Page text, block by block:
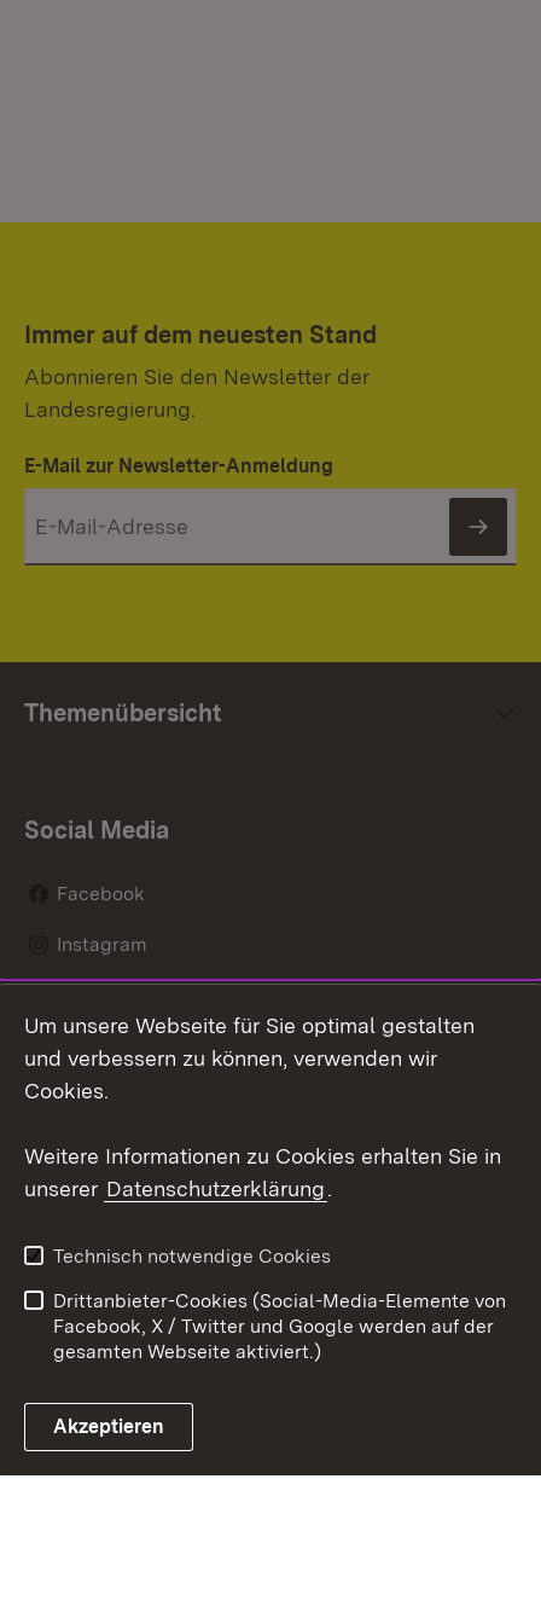
Immer auf dem neuesten Stand
Abonnieren Sie den Newsletter der
Landesregierung.
E-Mail zur Newsletter-Anmeldung
Themenübersicht
Social Media
Facebook
Instagram
Mastodon
Youtube
Link zum Landesportal
Kontakt
Datenschutz
Barrierefreiheit
Impressum Cookies
Um unsere Webseite für Sie optimal gestalten
und verbessern zu können, verwenden wir
Cookies.
Weitere Informationen zu Cookies erhalten Sie in
unserer Datenschutzerklärung.
Technisch notwendige Cookies
Drittanbieter-Cookies (Social-Media-Elemente von
Facebook, X / Twitter und Google werden auf der
gesamten Webseite aktiviert.)
Akzeptieren